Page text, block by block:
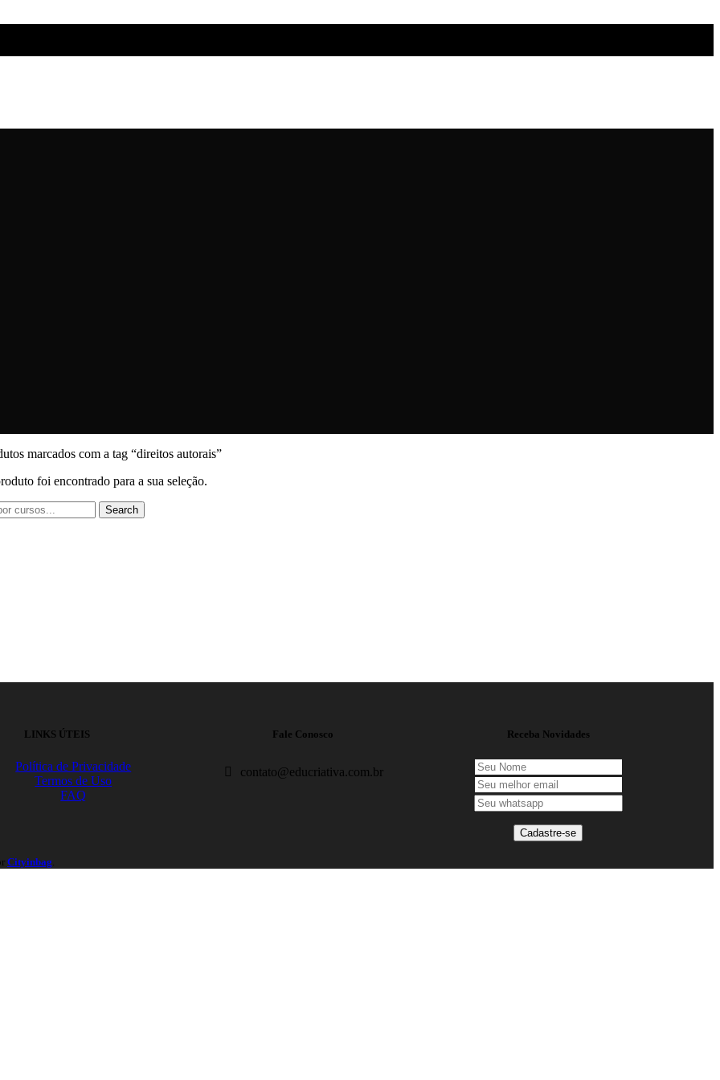
marcados com a tag “direitos autorais”
foi encontrado para a sua seleção.
Search
LINKS ÚTEIS
Política de Privacidade
Termos de Uso
FAQ
Fale Conosco
contato@educriativa.com.br
Receba Novidades
Cityinbag